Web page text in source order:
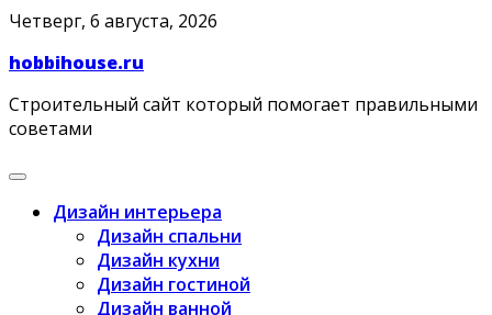
Skip
content
Четверг, 6 августа, 2026
hobbihouse.ru
Строительный сайт который помогает правильными
советами
Дизайн интерьера
Дизайн спальни
Дизайн кухни
Дизайн гостиной
Дизайн ванной